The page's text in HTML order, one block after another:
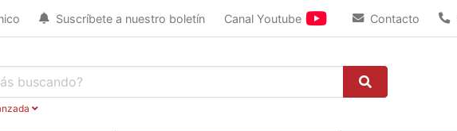
Suscríbete a nuestro boletín Canal Youtube Contacto